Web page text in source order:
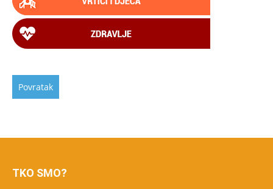
TKO SMO?